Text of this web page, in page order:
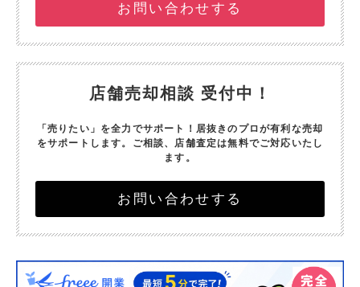
お問い合わせする
店舗売却相談 受付中！
「売りたい」を全力でサポート！ 居抜きのプロが有利な売却
をサポートします。 ご相談、店舗査定は無料でご対応いたし
ます。
お問い合わせする